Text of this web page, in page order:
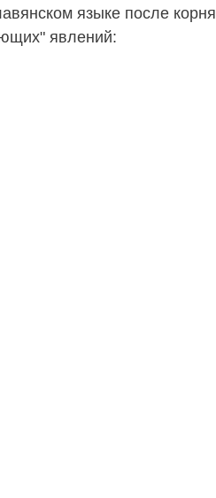
языке после корня
явлений: